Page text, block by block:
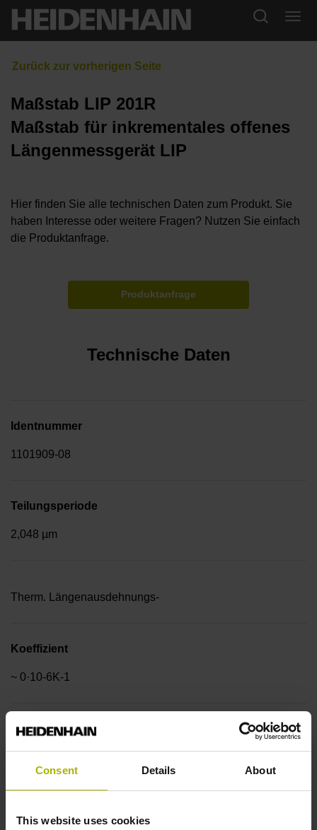
Consent Details About
This website uses cookies
Maßstab LIP 201R
Maßstab für inkrementales offenes
Längenmessgerät LIP
Hier finden Sie alle technischen Daten zum Produkt. Sie
haben Interesse oder weitere Fragen? Nutzen Sie einfach
die Produktanfrage.
Produktanfrage
Technische Daten
Identnummer
1101909-08
Teilungsperiode
2,048 µm
Therm. Längenausdehnungs-
Koeffizient
~ 0·10-6K-1
Genauigkeitsklasse